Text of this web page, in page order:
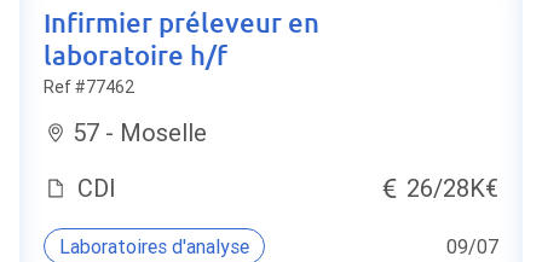
Infirmier préleveur en
laboratoire h/f
Ref #77462
57 - Moselle
CDI
26/28K€
Laboratoires d'analyse 09/07